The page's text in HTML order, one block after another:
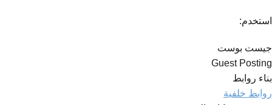
استخدم:
جيست بوست
Guest Posting
بناء روابط
روابط خلفية